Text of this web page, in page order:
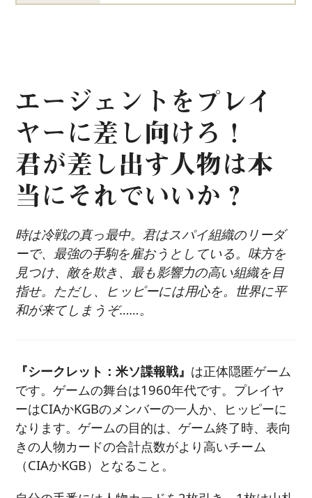
エージェントをプレイ
ヤーに差し向けろ！
君が差し出す人物は本
当にそれでいいか？
時は冷戦の真っ最中。君はスパイ組織のリーダ
ーで、最強の手駒を雇おうとしている。味方を
見つけ、敵を欺き、最も影響力の高い組織を目
指せ。ただし、ヒッピーには用心を。世界に平
和が来てしまうぞ……。
『シークレット：米ソ諜報戦』 は正体隠匿ゲーム
です。ゲームの舞台は1960年代です。プレイヤ
ーはCIAかKGBのメンバーの一人か、ヒッピーに
なります。ゲームの目的は、ゲーム終了時、表向
きの人物カードの合計点数がより高いチーム
（CIAかKGB）となること。